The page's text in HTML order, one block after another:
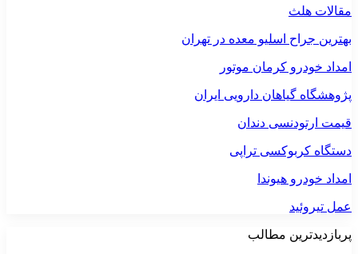
مقالات هلث
بهترین جراح اسلیو معده در تهران
امداد خودرو کرمان موتور
پژوهشگاه گیاهان دارویی ایران
قیمت ارتودنسی دندان
دستگاه کربوکسی تراپی
امداد خودرو هیوندا
عمل تیروئید
پربازدیدترین مطالب